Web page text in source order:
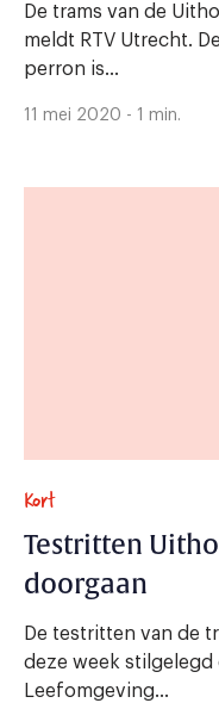
De trams van de
meldt RTV Utrecht.
perron is...
11 mei 2020 - 1 min.
Kort
Testritten
doorgaan
De testritten van de
deze week
Leefomgeving...